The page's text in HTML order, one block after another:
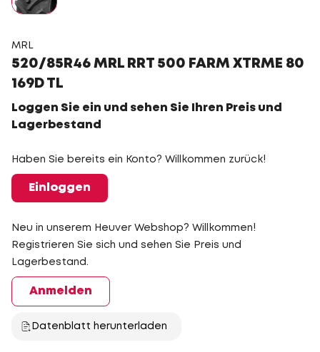
MRL
520/85R46 MRL RRT 500 FARM XTRME 80
169D TL
Loggen Sie ein und sehen Sie Ihren Preis und
Lagerbestand
Haben Sie bereits ein Konto? Willkommen zurück!
Einloggen
Neu in unserem Heuver Webshop? Willkommen!
Registrieren Sie sich und sehen Sie Preis und
Lagerbestand.
Anmelden
Datenblatt herunterladen